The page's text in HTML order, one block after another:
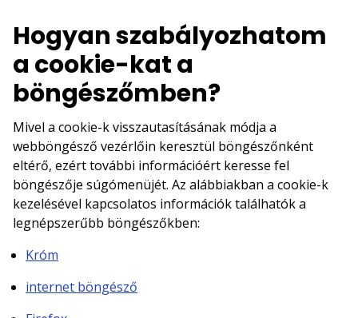
Hogyan szabályozhatom
a cookie-kat a
böngészőmben?
Mivel a cookie-k visszautasításának módja a
webböngésző vezérlőin keresztül böngészőnként
eltérő, ezért további információért keresse fel
böngészője súgómenüjét. Az alábbiakban a cookie-k
kezelésével kapcsolatos információk találhatók a
legnépszerűbb böngészőkben:
Króm
internet böngésző